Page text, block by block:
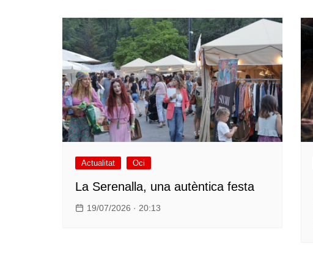
Actualitat Oci
La Serenalla, una autèntica festa
19/07/2026 · 20:13